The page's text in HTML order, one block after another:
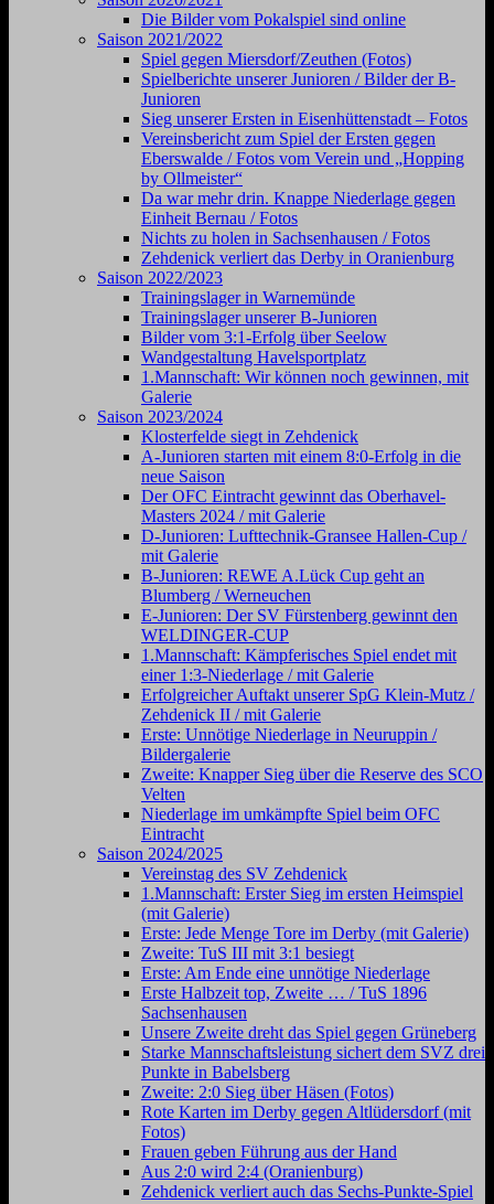
Die Bilder vom Pokalspiel sind online
Saison 2021/2022
Spiel gegen Miersdorf/Zeuthen (Fotos)
Spielberichte unserer Junioren / Bilder der B-
Junioren
Sieg unserer Ersten in Eisenhüttenstadt – Fotos
Vereinsbericht zum Spiel der Ersten gegen
Eberswalde / Fotos vom Verein und „Hopping
by Ollmeister“
Da war mehr drin. Knappe Niederlage gegen
Einheit Bernau / Fotos
Nichts zu holen in Sachsenhausen / Fotos
Zehdenick verliert das Derby in Oranienburg
Saison 2022/2023
Trainingslager in Warnemünde
Trainingslager unserer B-Junioren
Bilder vom 3:1-Erfolg über Seelow
Wandgestaltung Havelsportplatz
1.Mannschaft: Wir können noch gewinnen, mit
Galerie
Saison 2023/2024
Klosterfelde siegt in Zehdenick
A-Junioren starten mit einem 8:0-Erfolg in die
neue Saison
Der OFC Eintracht gewinnt das Oberhavel-
Masters 2024 / mit Galerie
D-Junioren: Lufttechnik-Gransee Hallen-Cup /
mit Galerie
B-Junioren: REWE A.Lück Cup geht an
Blumberg / Werneuchen
E-Junioren: Der SV Fürstenberg gewinnt den
WELDINGER-CUP
1.Mannschaft: Kämpferisches Spiel endet mit
einer 1:3-Niederlage / mit Galerie
Erfolgreicher Auftakt unserer SpG Klein-Mutz /
Zehdenick II / mit Galerie
Erste: Unnötige Niederlage in Neuruppin /
Bildergalerie
Zweite: Knapper Sieg über die Reserve des SCO
Velten
Niederlage im umkämpfte Spiel beim OFC
Eintracht
Saison 2024/2025
Vereinstag des SV Zehdenick
1.Mannschaft: Erster Sieg im ersten Heimspiel
(mit Galerie)
Erste: Jede Menge Tore im Derby (mit Galerie)
Zweite: TuS III mit 3:1 besiegt
Erste: Am Ende eine unnötige Niederlage
Erste Halbzeit top, Zweite … / TuS 1896
Sachsenhausen
Unsere Zweite dreht das Spiel gegen Grüneberg
Starke Mannschaftsleistung sichert dem SVZ drei
Punkte in Babelsberg
Zweite: 2:0 Sieg über Häsen (Fotos)
Rote Karten im Derby gegen Altlüdersdorf (mit
Fotos)
Frauen geben Führung aus der Hand
Aus 2:0 wird 2:4 (Oranienburg)
Zehdenick verliert auch das Sechs-Punkte-Spiel